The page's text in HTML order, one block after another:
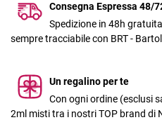
Consegna Espressa 48/
Spedizione in 48h
sempre tracciabile con BRT -
Un regalino per te
Con ogni ordine (esclusi
2ml misti tra i nostri TOP brand di